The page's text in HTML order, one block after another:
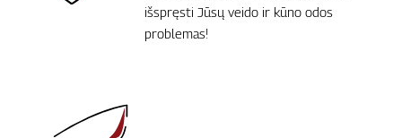
išspręsti Jūsų veido ir kūno odos
problemas!